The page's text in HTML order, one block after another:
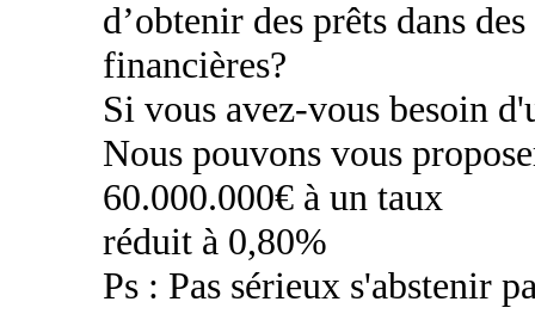
d’obtenir des prêts dans
financières?
Si vous avez-vous besoin
Nous pouvons vous
60.000.000€ à un taux
réduit à 0,80%
Ps : Pas sérieux s'abstenir